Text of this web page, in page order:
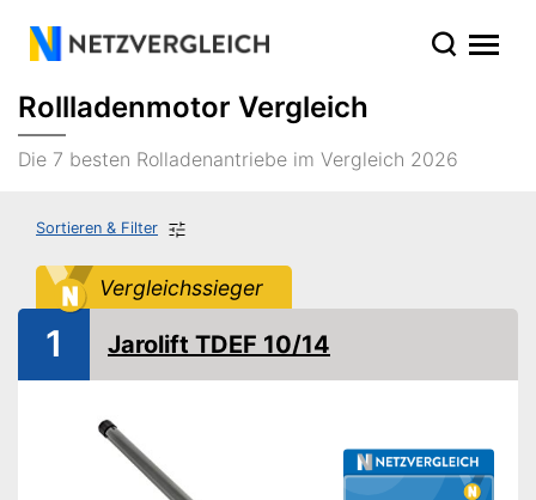
Rollladenmotor Vergleich
Die 7 besten Rolladenantriebe im Vergleich 2026
Sortieren & Filter
Vergleichssieger
1 Jarolift TDEF 10/14